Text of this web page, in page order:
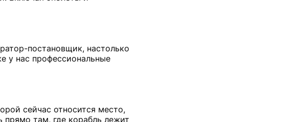
постановщик, настолько
у нас профессиональные
сейчас относится место,
прямо там, где корабль лежит